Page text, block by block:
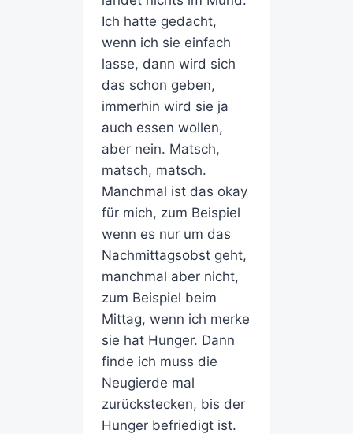
Ich hatte gedacht,
wenn ich sie einfach
lasse, dann wird sich
das schon geben,
immerhin wird sie ja
auch essen wollen,
aber nein. Matsch,
matsch, matsch.
Manchmal ist das okay
für mich, zum Beispiel
wenn es nur um das
Nachmittagsobst geht,
manchmal aber nicht,
zum Beispiel beim
Mittag, wenn ich merke
sie hat Hunger. Dann
finde ich muss die
Neugierde mal
zurückstecken, bis der
Hunger befriedigt ist.